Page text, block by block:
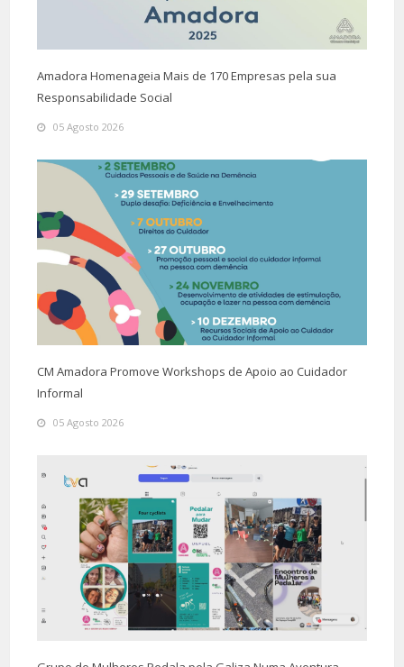
Amadora Homenageia Mais de 170 Empresas pela sua
Responsabilidade Social
05 Agosto 2026
CM Amadora Promove Workshops de Apoio ao Cuidador
Informal
05 Agosto 2026